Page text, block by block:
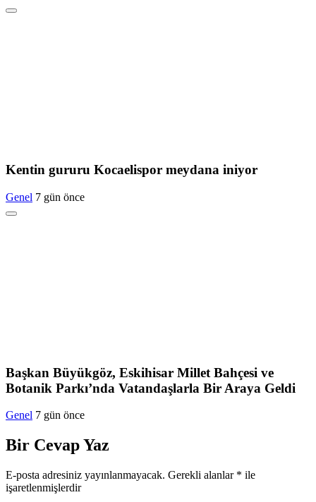
Kentin gururu Kocaelispor meydana iniyor
Genel 7 gün önce
Başkan Büyükgöz, Eskihisar Millet Bahçesi ve
Botanik Parkı’nda Vatandaşlarla Bir Araya Geldi
Genel 7 gün önce
Bir Cevap Yaz
E-posta adresiniz yayınlanmayacak. Gerekli alanlar * ile
işaretlenmişlerdir